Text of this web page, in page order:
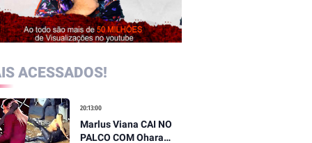
ACESSADOS!
20:13:00
Marlus Viana CAI NO
PALCO COM Ohara